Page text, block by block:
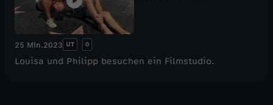
25 Min.2023 UT 0
Louisa und Philipp besuchen ein Filmstudio.